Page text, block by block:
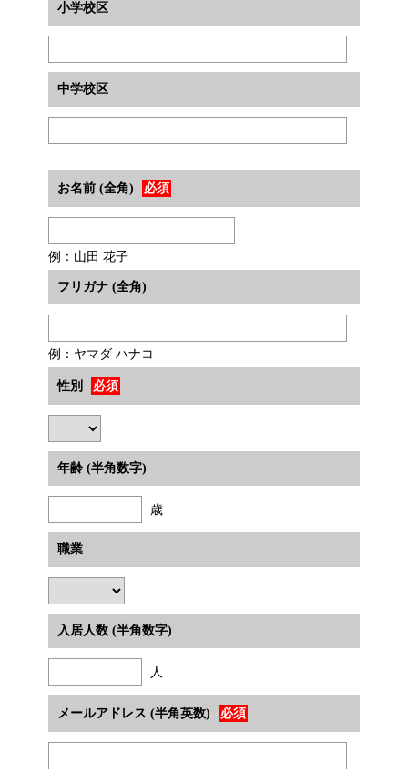
小学校区
中学校区
お名前 (全角) 必須
例：山田 花子
フリガナ (全角)
例：ヤマダ ハナコ
性別 必須
年齢 (半角数字)
歳
職業
入居人数 (半角数字)
人
メールアドレス (半角英数) 必須